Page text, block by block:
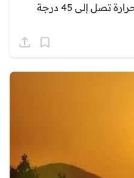
الطقس بالمغرب غدا السبت: حرارة تصل إلى 45 درجة